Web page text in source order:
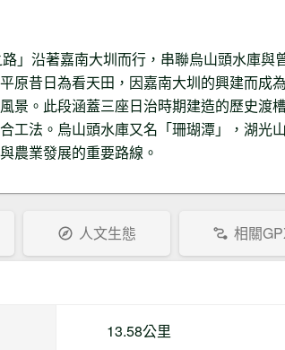
」沿著嘉南大圳而行，串聯烏山頭水庫與
原昔日為看天田，因嘉南大圳的興建而成
景。此段涵蓋三座日治時期建造的歷史渡
法。烏山頭水庫又名「珊瑚潭」，湖光
農業發展的重要路線。
人文生態 相關
13.58公里